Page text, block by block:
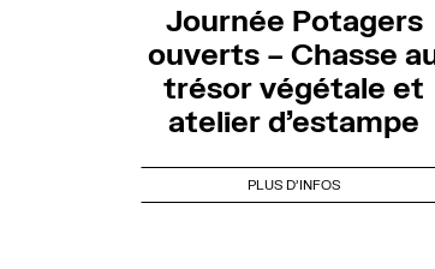
Journée Potagers
ouverts – Chasse
trésor végétale et
atelier d’estampe
PLUS D'INFOS